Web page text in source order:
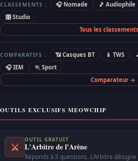
CLASSEMENTS : 🎧 Nomade 🎵 Audiophile
🎛 Studio
Tous les
COMPARATIFS : 📶 Casques BT 📱 TWS
🎧 IEM
🏃 Sport
Comparateur →
OUTILS EXCLUSIFS MEOWCHIP
⚔
OUTIL GRATUIT
L'Arbitre de l'Arène
Réponds à 3 questions. L'Arbitre